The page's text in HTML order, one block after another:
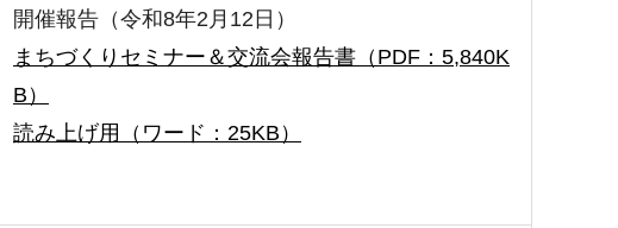
開催報告（令和8年2月12日）
まちづくりセミナー＆交流会報告書（PDF：5,840K
B）
読み上げ用（ワード：25KB）